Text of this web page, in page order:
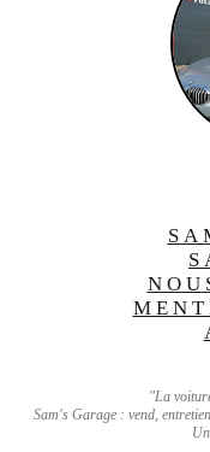
"La
Sam's Garage : vend,